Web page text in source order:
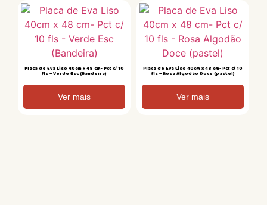
Placa de Eva Liso 40cm x 48 cm- Pct c/ 10
fls – Verde Esc (Bandeira)
Ver mais
Placa de Eva Liso 40cm x 48 cm- Pct c/ 10
fls – Rosa Algodão Doce (pastel)
Ver mais